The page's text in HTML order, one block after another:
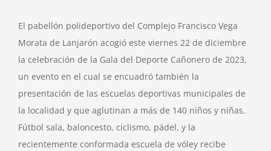
El pabellón polideportivo del Complejo Francisco Vega
Morata de Lanjarón acogió este viernes 22 de diciembre
la celebración de la Gala del Deporte Cañonero de 2023,
un evento en el cual se encuadró también la
presentación de las escuelas deportivas municipales de
la localidad y que aglutinan a más de 140 niños y niñas.
Fútbol sala, baloncesto, ciclismo, pádel, y la
recientemente conformada escuela de vóley recibe